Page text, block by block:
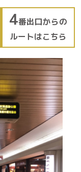
4番出口からの
ルートはこちら